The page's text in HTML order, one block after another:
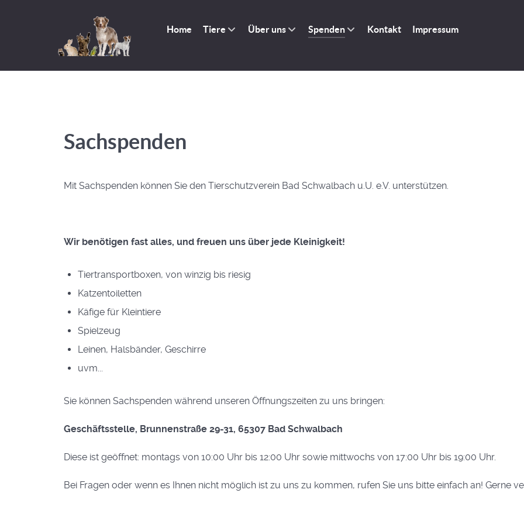
Home Tiere Über uns Spenden Kontakt Impressum
Sachspenden
Mit Sachspenden können Sie den Tierschutzverein Bad Schwalbach u.U. e.V. unterstützen.
Wir benötigen fast alles, und freuen uns über jede Kleinigkeit!
Tiertransportboxen, von winzig bis riesig
Katzentoiletten
Käfige für Kleintiere
Spielzeug
Leinen, Halsbänder, Geschirre
uvm...
Sie können Sachspenden während unseren Öffnungszeiten zu uns bringen:
Geschäftsstelle, Brunnenstraße 29-31, 65307 Bad Schwalbach
Diese ist geöffnet: montags von 10:00 Uhr bis 12:00 Uhr sowie mittwochs von 17:00 Uhr bis 19:00 Uhr.
Bei Fragen oder wenn es Ihnen nicht möglich ist zu uns zu kommen, rufen Sie uns bitte einfach an! Gerne